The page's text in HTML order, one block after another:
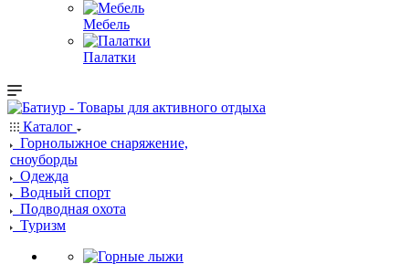
Мебель
Палатки
Каталог
Горнолыжное снаряжение,
сноуборды
Одежда
Водный спорт
Подводная охота
Туризм